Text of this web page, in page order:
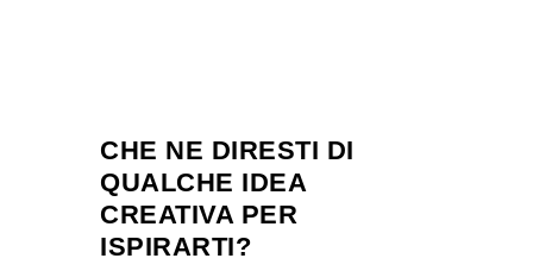
CHE NE DIRESTI DI
QUALCHE IDEA
CREATIVA PER
ISPIRARTI?